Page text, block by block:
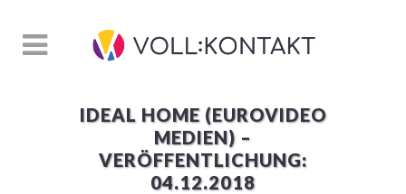
IDEAL HOME (EUROVIDEO
MEDIEN) –
VERÖFFENTLICHUNG:
04.12.2018